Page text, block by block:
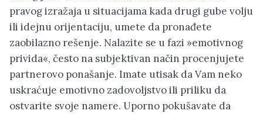
pravog izražaja u situacijama kada drugi gube volju
ili idejnu orijentaciju, umete da pronađete
zaobilazno rešenje. Nalazite se u fazi »emotivnog
privida«, često na subjektivan način procenjujete
partnerovo ponašanje. Imate utisak da Vam neko
uskraćuje emotivno zadovoljstvo ili priliku da
ostvarite svoje namere. Uporno pokušavate da